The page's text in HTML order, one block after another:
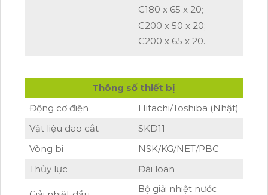
C180 x 65 x 20;
C200 x 50 x 20;
C200 x 65 x 20.
Thông số thiết bị
Động cơ điện
Hitachi/Toshiba (Nhật)
Vật liệu dao cắt
SKD11
Vòng bi
NSK/KG/NET/PBC
Thủy lực
Đài loan
Bộ giải nhiệt nước